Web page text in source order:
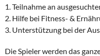
1. Teilnahme an
2. Hilfe bei Fitness- &
3. Unterstützung bei der
Die Spieler werden das